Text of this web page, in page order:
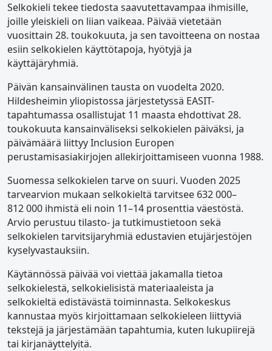
Selkokieli tekee tiedosta saavutettavampaa ihmisille,
joille yleiskieli on liian vaikeaa. Päivää vietetään
vuosittain 28. toukokuuta, ja sen tavoitteena on nostaa
esiin selkokielen käyttötapoja, hyötyjä ja
käyttäjäryhmiä.
Päivän kansainvälinen tausta on vuodelta 2020.
Hildesheimin yliopistossa järjestetyssä EASIT-
tapahtumassa osallistujat 11 maasta ehdottivat 28.
toukokuuta kansainväliseksi selkokielen päiväksi, ja
päivämäärä liittyy Inclusion Europen
perustamisasiakirjojen allekirjoittamiseen vuonna 1988.
Suomessa selkokielen tarve on suuri. Vuoden 2025
tarvearvion mukaan selkokieltä tarvitsee 632 000–
812 000 ihmistä eli noin 11–14 prosenttia väestöstä.
Arvio perustuu tilasto- ja tutkimustietoon sekä
selkokielen tarvitsijaryhmiä edustavien etujärjestöjen
kyselyvastauksiin.
Käytännössä päivää voi viettää jakamalla tietoa
selkokielestä, selkokielisistä materiaaleista ja
selkokieltä edistävästä toiminnasta. Selkokeskus
kannustaa myös kirjoittamaan selkokieleen liittyviä
tekstejä ja järjestämään tapahtumia, kuten lukupiirejä
tai kirjanäyttelyitä.